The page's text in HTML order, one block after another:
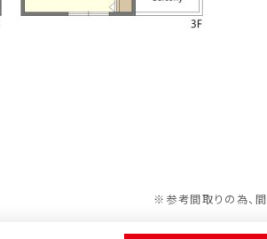
※参考間取りの為、間